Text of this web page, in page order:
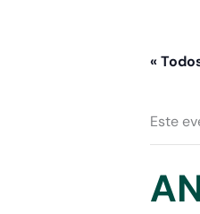
«
Este